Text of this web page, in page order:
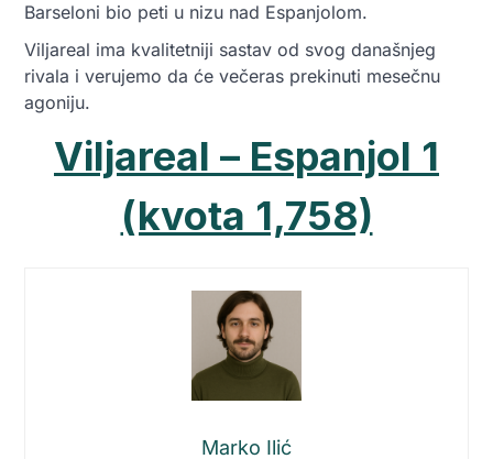
Barseloni bio peti u nizu nad Espanjolom.
Viljareal ima kvalitetniji sastav od svog današnjeg
rivala i verujemo da će večeras prekinuti mesečnu
agoniju.
Viljareal – Espanjol 1
(kvota 1,758)
Marko Ilić